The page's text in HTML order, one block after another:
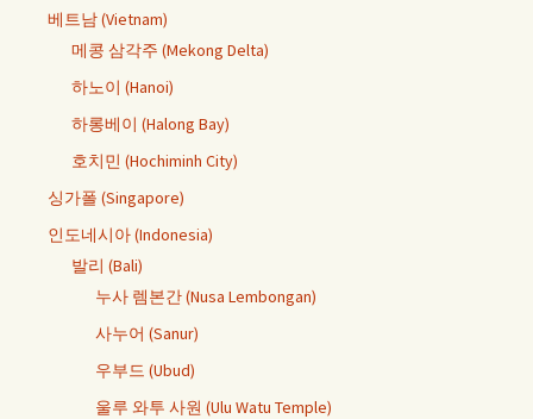
베트남 (Vietnam)
메콩 삼각주 (Mekong Delta)
하노이 (Hanoi)
하롱베이 (Halong Bay)
호치민 (Hochiminh City)
싱가폴 (Singapore)
인도네시아 (Indonesia)
발리 (Bali)
누사 렘본간 (Nusa Lembongan)
사누어 (Sanur)
우부드 (Ubud)
울루 와투 사원 (Ulu Watu Temple)